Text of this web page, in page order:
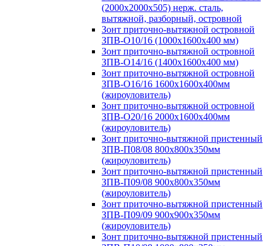
(2000х2000х505) нерж. сталь,
вытяжной, разборный, островной
Зонт приточно-вытяжной островной
ЗПВ-О10/16 (1000х1600х400 мм)
Зонт приточно-вытяжной островной
ЗПВ-О14/16 (1400х1600х400 мм)
Зонт приточно-вытяжной островной
ЗПВ-О16/16 1600х1600х400мм
(жироуловитель)
Зонт приточно-вытяжной островной
ЗПВ-О20/16 2000х1600х400мм
(жироуловитель)
Зонт приточно-вытяжной пристенный
ЗПВ-П08/08 800х800х350мм
(жироуловитель)
Зонт приточно-вытяжной пристенный
ЗПВ-П09/08 900х800х350мм
(жироуловитель)
Зонт приточно-вытяжной пристенный
ЗПВ-П09/09 900х900х350мм
(жироуловитель)
Зонт приточно-вытяжной пристенный